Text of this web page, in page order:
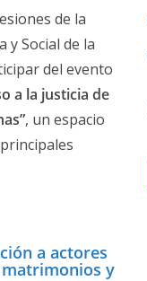
de la
y Social de la
del evento
a la justicia de
, un espacio
a actores
y